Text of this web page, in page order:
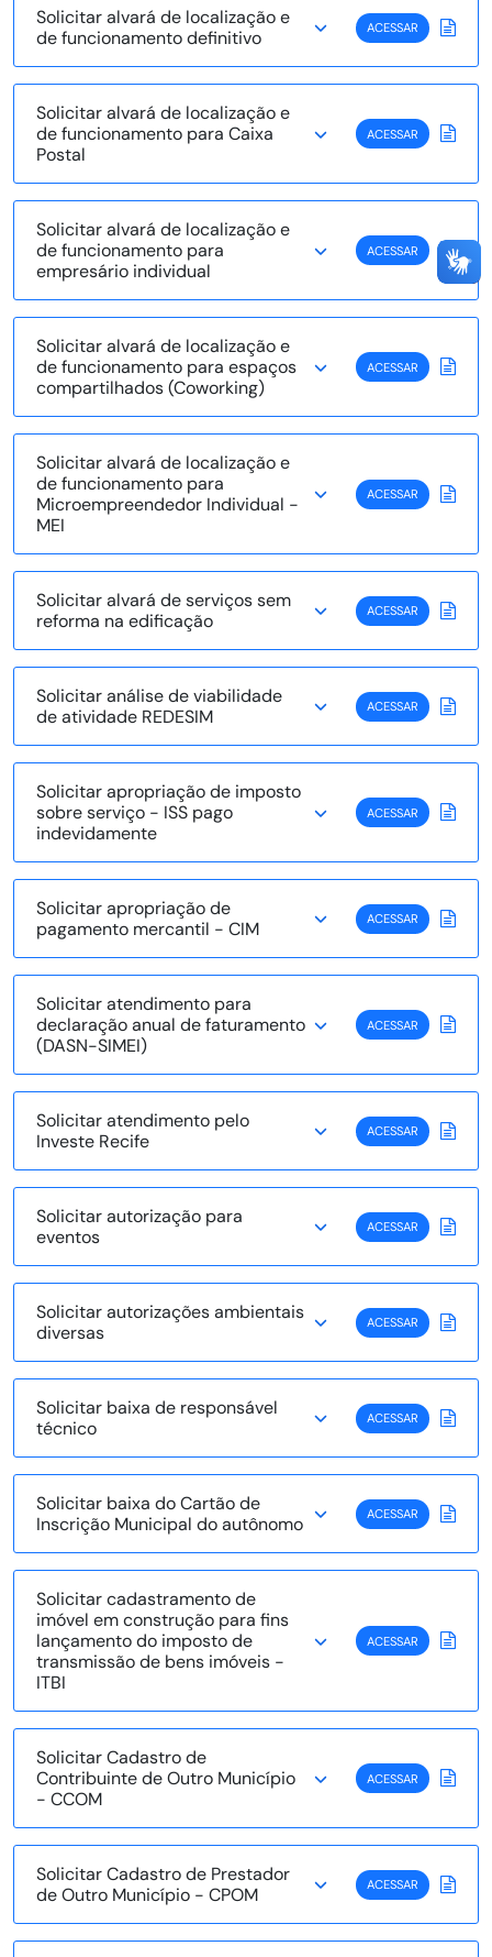
Solicitar alvará de localização e
de funcionamento definitivo
ACESSAR
Solicitar alvará de localização e
de funcionamento para Caixa
Postal
ACESSAR
Solicitar alvará de localização e
de funcionamento para
empresário individual
ACESSAR
Solicitar alvará de localização e
de funcionamento para espaços
compartilhados (Coworking)
ACESSAR
Solicitar alvará de localização e
de funcionamento para
Microempreendedor Individual -
MEI
ACESSAR
Solicitar alvará de serviços sem
reforma na edificação
ACESSAR
Solicitar análise de viabilidade
de atividade REDESIM
ACESSAR
Solicitar apropriação de imposto
sobre serviço - ISS pago
indevidamente
ACESSAR
Solicitar apropriação de
pagamento mercantil - CIM
ACESSAR
Solicitar atendimento para
declaração anual de faturamento
(DASN-SIMEI)
ACESSAR
Solicitar atendimento pelo
Investe Recife
ACESSAR
Solicitar autorização para
eventos
ACESSAR
Solicitar autorizações ambientais
diversas
ACESSAR
Solicitar baixa de responsável
técnico
ACESSAR
Solicitar baixa do Cartão de
Inscrição Municipal do autônomo
ACESSAR
Solicitar cadastramento de
imóvel em construção para fins
lançamento do imposto de
transmissão de bens imóveis -
ITBI
ACESSAR
Solicitar Cadastro de
Contribuinte de Outro Município
- CCOM
ACESSAR
Solicitar Cadastro de Prestador
de Outro Município - CPOM
ACESSAR